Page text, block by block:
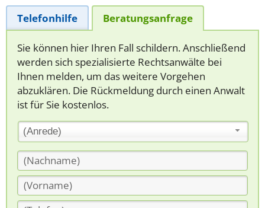
Telefonhilfe Beratungsanfrage
Sie können hier Ihren Fall schildern. Anschließend
werden sich spezialisierte Rechtsanwälte bei
Ihnen melden, um das weitere Vorgehen
abzuklären. Die Rückmeldung durch einen Anwalt
ist für Sie kostenlos.
(Anrede)